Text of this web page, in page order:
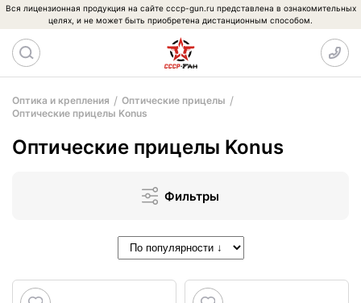
Вся лицензионная продукция на сайте cccp-gun.ru представлена в ознакомительных
целях, и не может быть приобретена дистанционным способом.
Оптика и крепления
Оптические прицелы
Оптические прицелы Konus
Оптические прицелы Konus
Фильтры